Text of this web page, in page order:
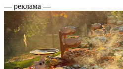
— реклама —